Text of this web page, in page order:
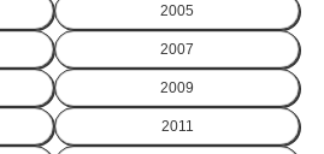
2005
2007
2009
2011